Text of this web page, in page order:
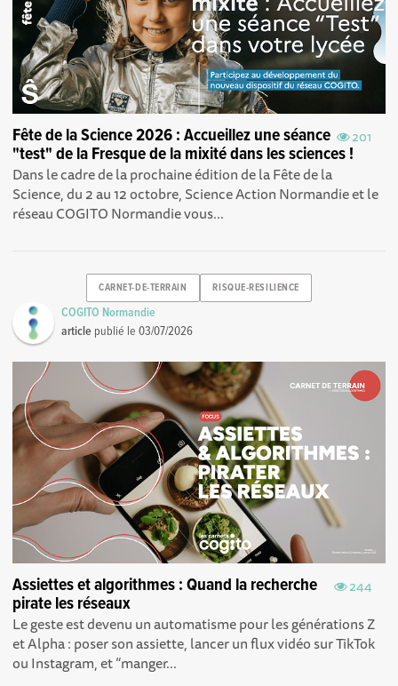
201
Fête de la Science 2026 : Accueillez une séance
"test" de la Fresque de la mixité dans les sciences !
Dans le cadre de la prochaine édition de la Fête de la
Science, du 2 au 12 octobre, Science Action Normandie et le
réseau COGITO Normandie vous...
CARNET-DE-TERRAIN RISQUE-RESILIENCE
COGITO Normandie
article publié le03/07/2026
244
Assiettes et algorithmes : Quand la recherche
pirate les réseaux
Le geste est devenu un automatisme pour les générations Z
et Alpha : poser son assiette, lancer un flux vidéo sur TikTok
ou Instagram, et “manger...